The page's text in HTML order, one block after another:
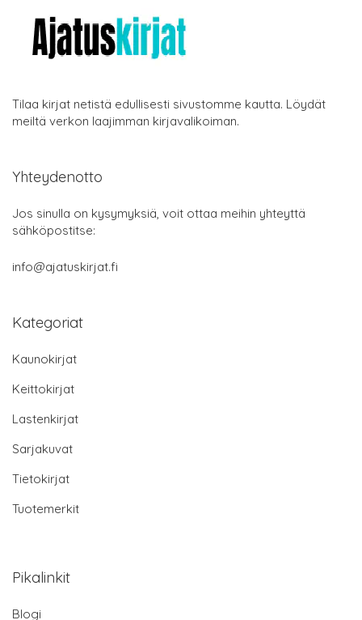
Tilaa kirjat netistä edullisesti sivustomme kautta. Löydät
meiltä verkon laajimman kirjavalikoiman.
Yhteydenotto
Jos sinulla on kysymyksiä, voit ottaa meihin yhteyttä
sähköpostitse:
info@ajatuskirjat.fi
Kategoriat
Kaunokirjat
Keittokirjat
Lastenkirjat
Sarjakuvat
Tietokirjat
Tuotemerkit
Pikalinkit
Blogi